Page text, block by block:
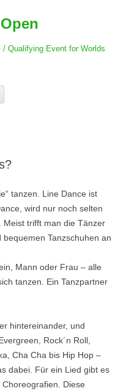
/ Qualifying Event for Worlds
tanzen. Line Dance ist
wird nur noch selten
Meist trifft man die Tänzer
Tanzschuhen an
Mann oder Frau – alle
tanzen. Ein Tanzpartner
hintereinander, und
Rock´n Roll,
Cha Cha bis Hip Hop –
dabei. Für ein Lied gibt es
Diese